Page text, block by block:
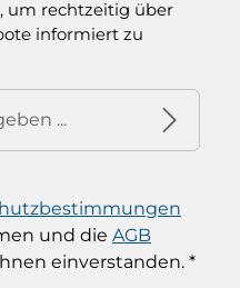
um rechtzeitig über
informiert zu
und die AGB
einverstanden. *